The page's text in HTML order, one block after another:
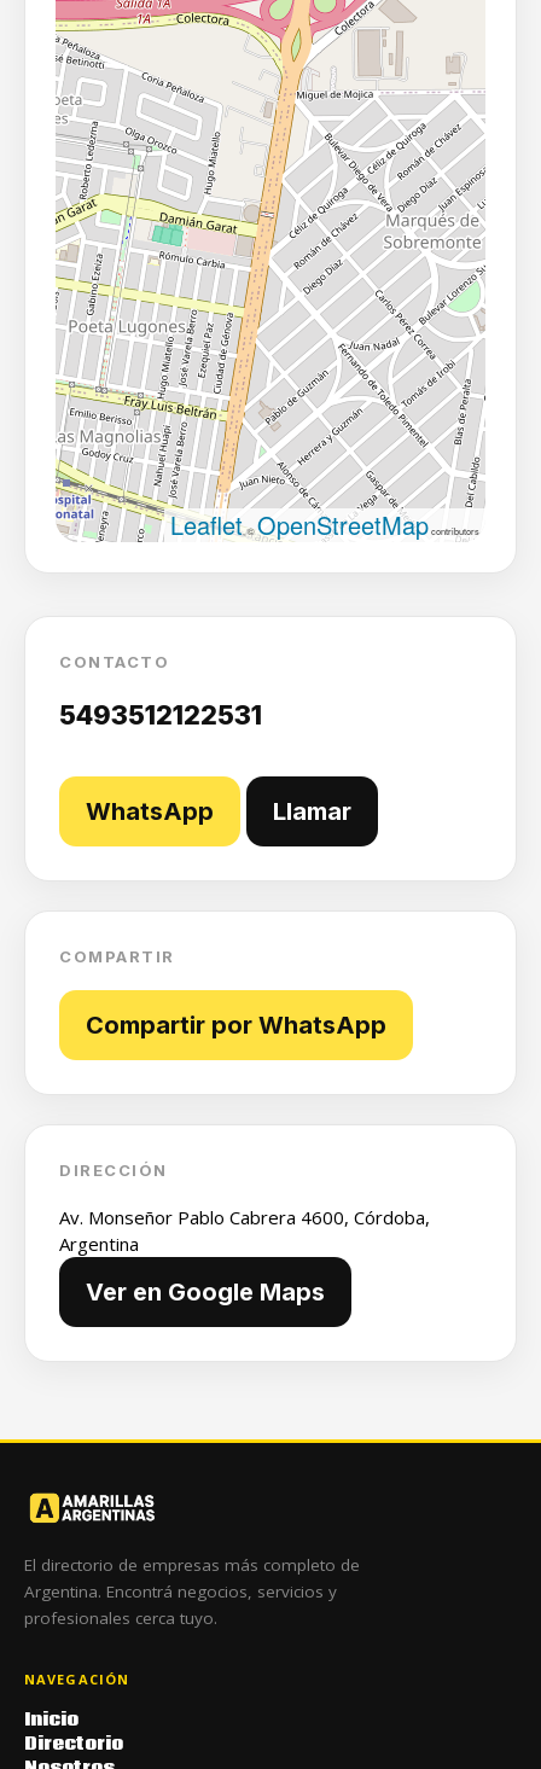
Leaflet, ©OpenStreetMapcontributors
CONTACTO
5493512122531
WhatsApp Llamar
COMPARTIR
Compartir por WhatsApp
DIRECCIÓN
Av. Monseñor Pablo Cabrera 4600, Córdoba,
Argentina
Ver en Google Maps
El directorio de empresas más completo de
Argentina. Encontrá negocios, servicios y
profesionales cerca tuyo.
NAVEGACIÓN
Inicio
Directorio